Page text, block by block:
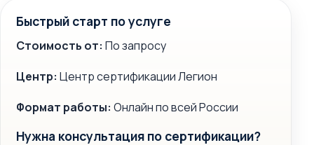
Быстрый старт по услуге
Стоимость от: По запросу
Центр: Центр сертификации Легион
Формат работы: Онлайн по всей России
Нужна консультация по сертификации?